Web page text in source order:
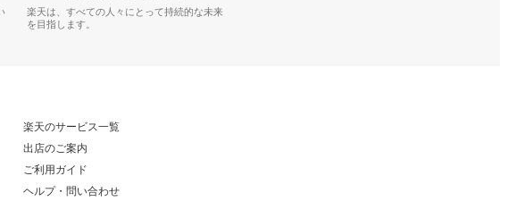
楽天は、すべての人々にとって持続的な未来
を目指します。
楽天のサービス一覧
出店のご案内
ご利用ガイド
ヘルプ・問い合わせ